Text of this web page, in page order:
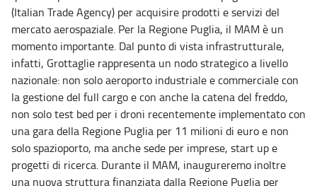
(Italian Trade Agency) per acquisire prodotti e servizi del
mercato aerospaziale. Per la Regione Puglia, il MAM è un
momento importante. Dal punto di vista infrastrutturale,
infatti, Grottaglie rappresenta un nodo strategico a livello
nazionale: non solo aeroporto industriale e commerciale con
la gestione del full cargo e con anche la catena del freddo,
non solo test bed per i droni recentemente implementato con
una gara della Regione Puglia per 11 milioni di euro e non
solo spazioporto, ma anche sede per imprese, start up e
progetti di ricerca. Durante il MAM, inaugureremo inoltre
una nuova struttura finanziata dalla Regione Puglia per